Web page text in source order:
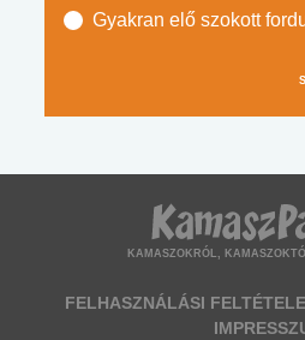
Gyakran elő szokott
KAMASZOKRÓL,
FELHASZNÁLÁSI